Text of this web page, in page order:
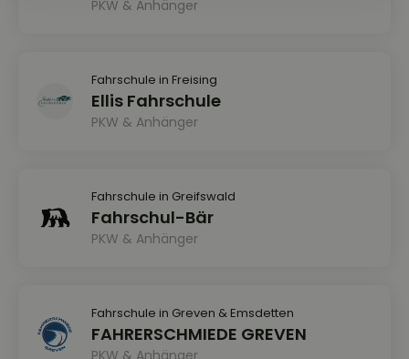
PKW & Anhänger
Fahrschule in Freising
Ellis Fahrschule
PKW & Anhänger
Fahrschule in Greifswald
Fahrschul-Bär
PKW & Anhänger
Fahrschule in Greven & Emsdetten
FAHRERSCHMIEDE GREVEN
PKW & Anhänger